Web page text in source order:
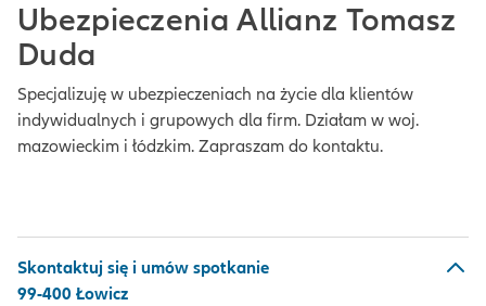
Ubezpieczenia Allianz Tomasz
Duda
Specjalizuję w ubezpieczeniach na życie dla klientów
indywidualnych i grupowych dla firm. Działam w woj.
mazowieckim i łódzkim. Zapraszam do kontaktu.
Skontaktuj się i umów spotkanie
99-400 Łowicz